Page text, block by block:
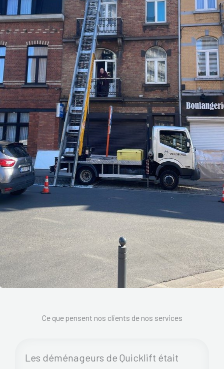
Ce que pensent nos clients de nos services
Les déménageurs de Quicklift était